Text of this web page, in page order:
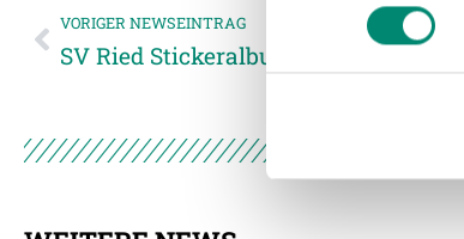
und die Zugriffe
VORIGER NEWSEINTRAG
SV Ried Stickeralbum – Jetzt